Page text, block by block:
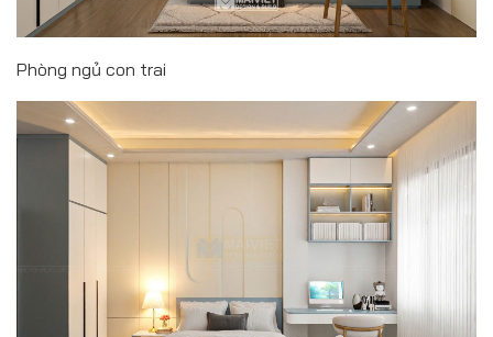
Phòng ngủ con trai